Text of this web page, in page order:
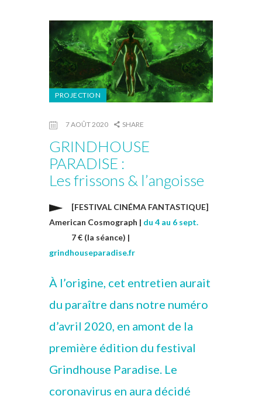
PROJECTION
7 AOÛT 2020 SHARE
GRINDHOUSE
PARADISE :
Les frissons & l’angoisse
[FESTIVAL CINÉMA FANTASTIQUE]
American Cosmograph | du 4 au 6 sept.
7 € (la séance) |
grindhouseparadise.fr
À l’origine, cet entretien aurait
du paraître dans notre numéro
d’avril 2020, en amont de la
première édition du festival
Grindhouse Paradise. Le
coronavirus en aura décidé